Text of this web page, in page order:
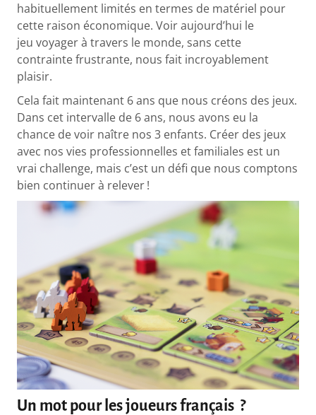
habituellement limités en termes de matériel pour
cette raison économique. Voir aujourd’hui le
jeu voyager à travers le monde, sans cette
contrainte frustrante, nous fait incroyablement
plaisir.
Cela fait maintenant 6 ans que nous créons des jeux.
Dans cet intervalle de 6 ans, nous avons eu la
chance de voir naître nos 3 enfants. Créer des jeux
avec nos vies professionnelles et familiales est un
vrai challenge, mais c’est un défi que nous comptons
bien continuer à relever !
Un mot pour les joueurs français ?